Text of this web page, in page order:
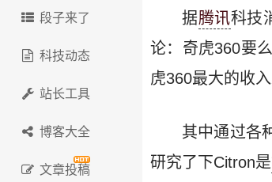
段子来了
科技动态
站长工具
博客大全
文章投稿
据腾讯科技
论：奇虎360要
虎360最大的收
其中通过各
研究了下Citron是